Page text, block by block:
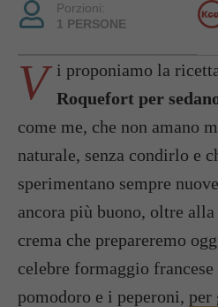
Porzioni:
1 PERSONE
V i proponiamo la
Roquefort per
come me, che non amano
naturale, senza condirlo e
sperimentano sempre
ancora più buono, oltre
crema che prepareremo
celebre formaggio
pomodoro e i peperoni, per